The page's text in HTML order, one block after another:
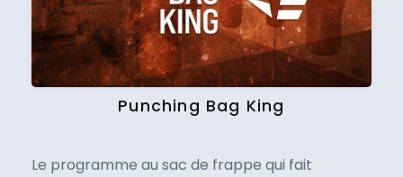
Punching Bag King
Le programme au sac de frappe qui fait